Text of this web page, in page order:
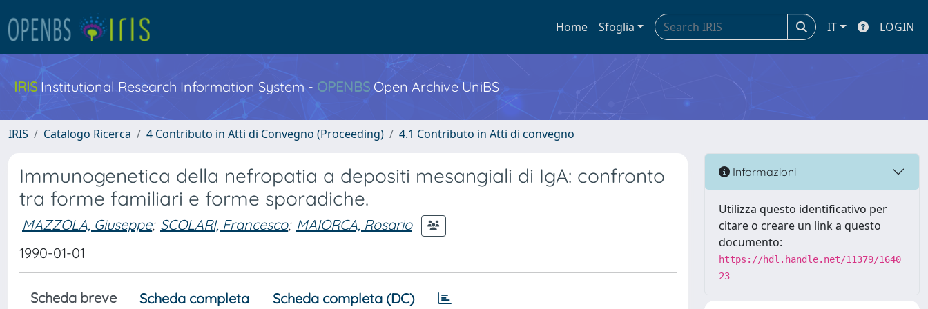
Home Sfoglia IT LOGIN
IRIS Institutional Research Information System - OPENBS Open Archive UniBS
IRIS Catalogo Ricerca 4 Contributo in Atti di Convegno (Proceeding) 4.1 Contributo in Atti di convegno
Immunogenetica della nefropatia a depositi mesangiali di IgA: confronto
tra forme familiari e forme sporadiche.
MAZZOLA, Giuseppe; SCOLARI, Francesco; MAIORCA, Rosario
1990-01-01
Scheda breve Scheda completa Scheda completa (DC)
Informazioni
Utilizza questo identificativo per
citare o creare un link a questo
documento:
https://hdl.handle.net/11379/1640
23